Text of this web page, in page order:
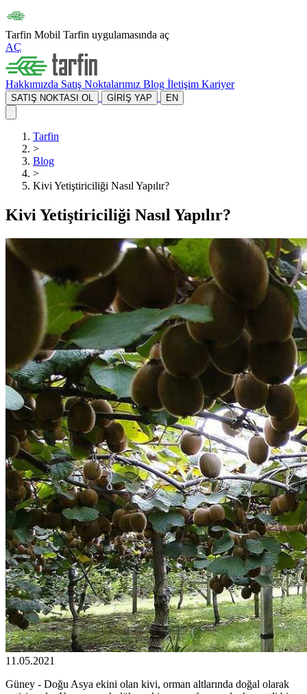
Tarfin Mobil Tarfin uygulamasında aç
AÇ
Hakkımızda Satış Noktalarımız Blog İletişim Kariyer
SATIŞ NOKTASI OL GİRİŞ YAP EN
Tarfin
>
Blog
>
Kivi Yetiştiriciliği Nasıl Yapılır?
Kivi Yetiştiriciliği Nasıl Yapılır?
11.05.2021
Güney - Doğu Asya ekini olan kivi, orman altlarında doğal olarak